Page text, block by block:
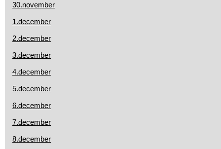
30.november
1.december
2.december
3.december
4.december
5.december
6.december
7.december
8.december